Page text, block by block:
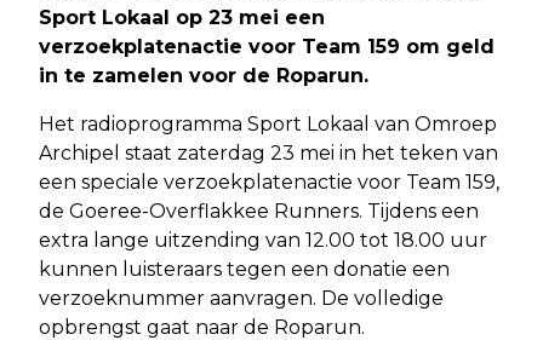
Sport Lokaal op 23 mei een
verzoekplatenactie voor Team 159 om geld
in te zamelen voor de Roparun.
Het radioprogramma Sport Lokaal van Omroep
Archipel staat zaterdag 23 mei in het teken van
een speciale verzoekplatenactie voor Team 159,
de Goeree-Overflakkee Runners. Tijdens een
extra lange uitzending van 12.00 tot 18.00 uur
kunnen luisteraars tegen een donatie een
verzoeknummer aanvragen. De volledige
opbrengst gaat naar de Roparun.